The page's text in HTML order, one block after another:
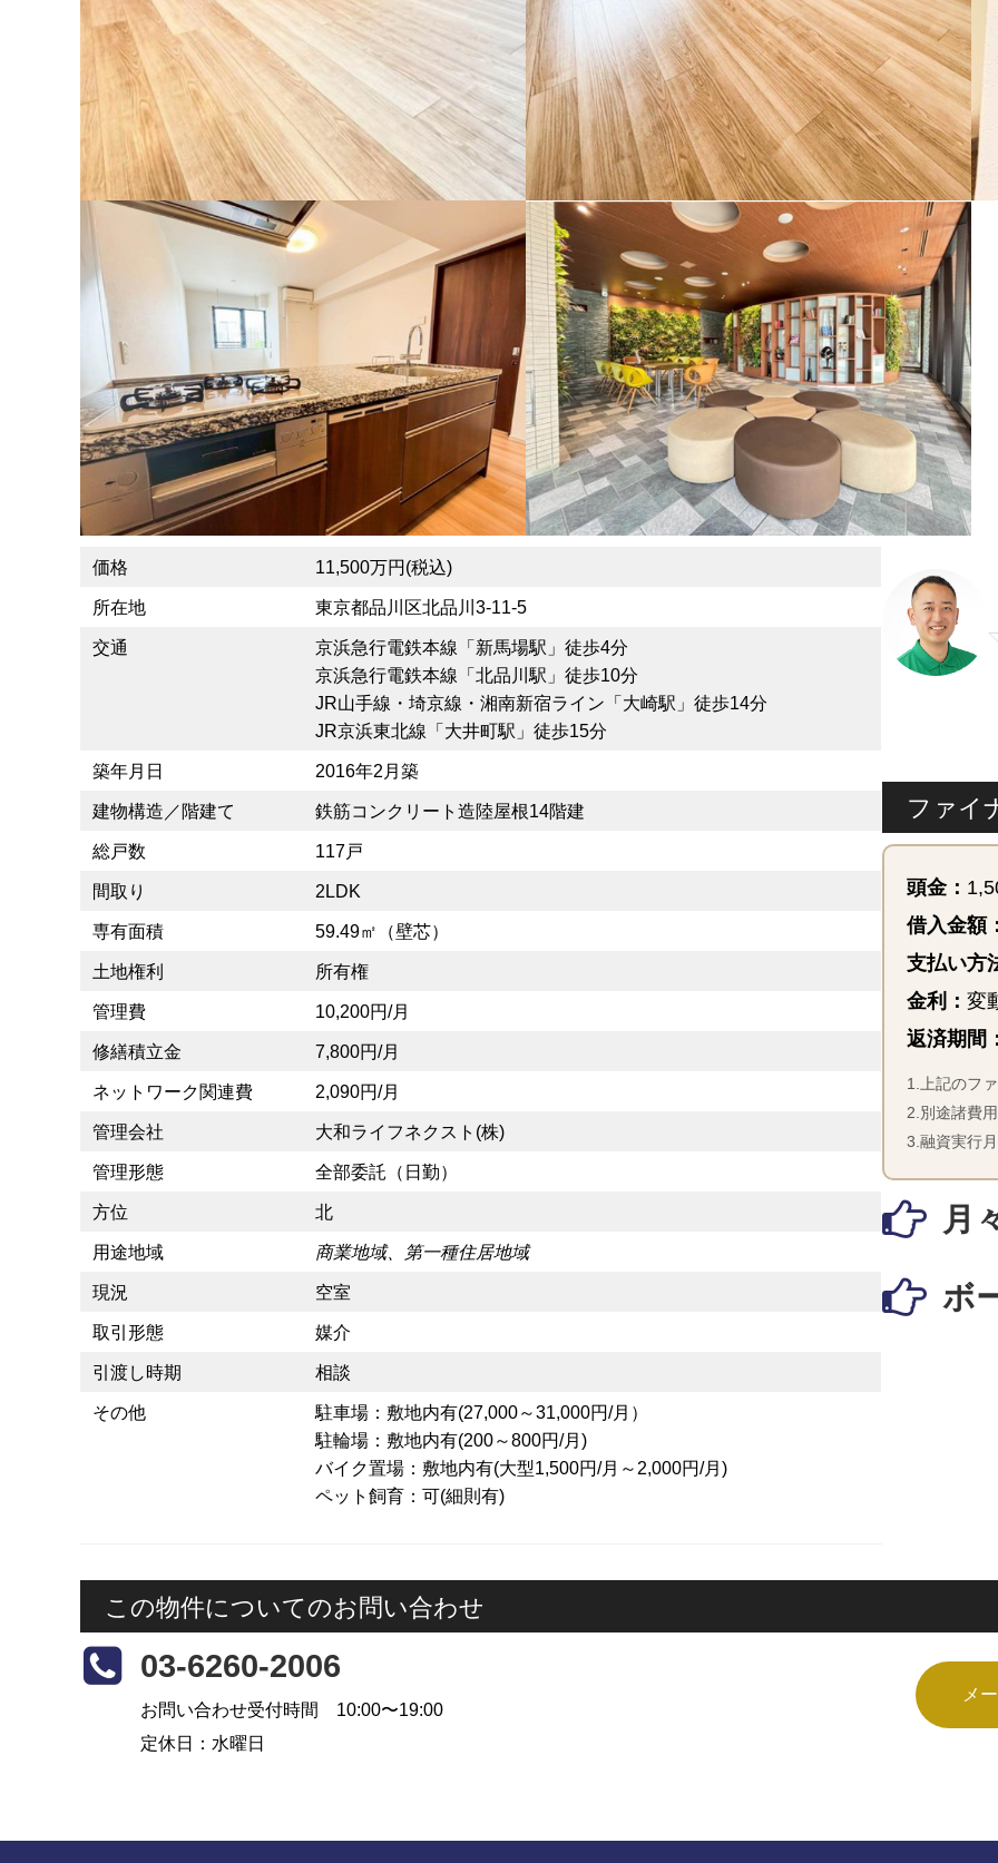
価格 11,500万円(税込)
所在地 東京都品川区北品川3-11-5
交通
京浜急行電鉄本線「新馬場駅」徒歩4分
京浜急行電鉄本線「北品川駅」徒歩10分
JR山手線・埼京線・湘南新宿ライン「大崎駅」徒歩14分
JR京浜東北線「大井町駅」徒歩15分
築年月日 2016年2月築
建物構造／階建て 鉄筋コンクリート造陸屋根14階建
総戸数 117戸
間取り 2LDK
専有面積 59.49㎡（壁芯）
土地権利 所有権
管理費 10,200円/月
修繕積立金 7,800円/月
ネットワーク関連費 2,090円/月
管理会社 大和ライフネクスト(株)
管理形態 全部委託（日勤）
方位 北
用途地域 商業地域、第一種住居地域
現況 空室
取引形態 媒介
引渡し時期 相談
その他
駐車場：敷地内有(27,000～31,000円/月）
駐輪場：敷地内有(200～800円/月)
バイク置場：敷地内有(大型1,500円/月～2,000円/月)
ペット飼育：可(細則有)
ファイ
頭金：
借入金額
支払い方
金利： 変
返済期間
1.上記のフ
2.別途諸費
3.融資実行
月
ボ
この物件についてのお問い合わせ
03-6260-2006
お問い合わせ受付時間 10:00〜19:00
定休日：水曜日
メ